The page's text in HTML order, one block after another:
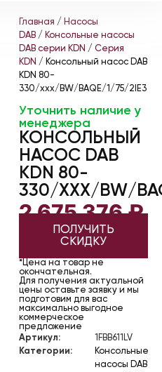
Главная / Насосы
DAB / Консольные насосы
DAB серии KDN / Серия
KDN / Консольный насос DAB
KDN 80-
330/xxx/BW/BAQE/1/75/2IE3
Уточнить наличие у
менеджера
КОНСОЛЬНЫЙ
НАСОС DAB
KDN 80-
330/XXX/BW/
2 675 376₽
ПОЛУЧИТЬ
СКИДКУ
*Цена на товар не
окончательная.
Для получения актуальной
цены оставьте заявку и мы
подготовим для вас
максимально выгодное
коммерческое
предложение
Артикул:
1FBB611LV
Категории:
Консольные
насосы DAB